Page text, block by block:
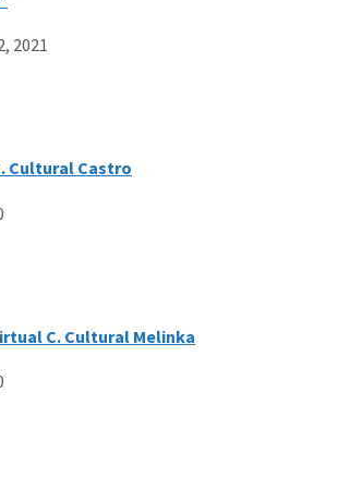
2021
Cultural Castro
C. Cultural Melinka